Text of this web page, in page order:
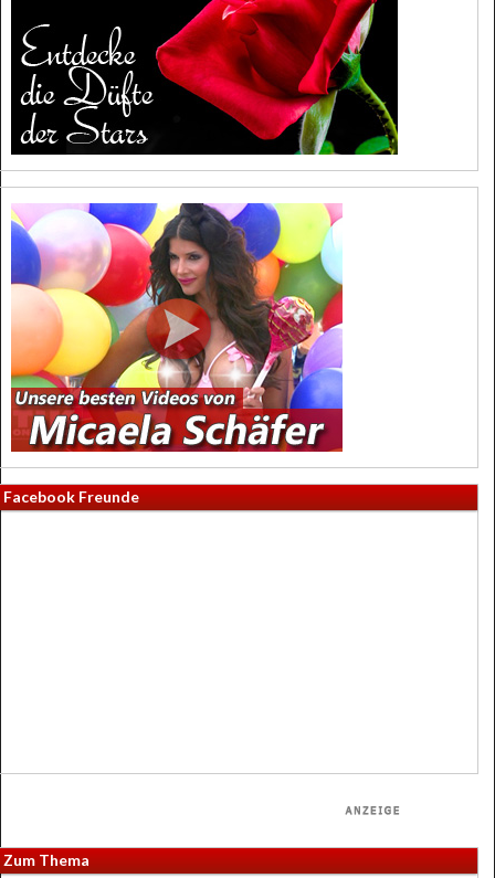
Facebook Freunde
Zum Thema